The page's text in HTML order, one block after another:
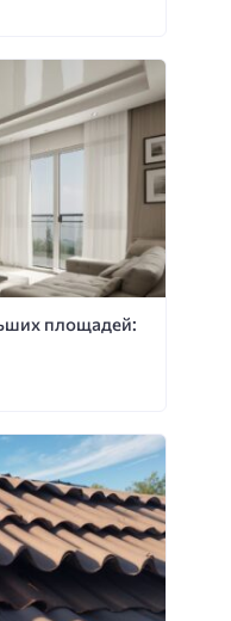
площадей: